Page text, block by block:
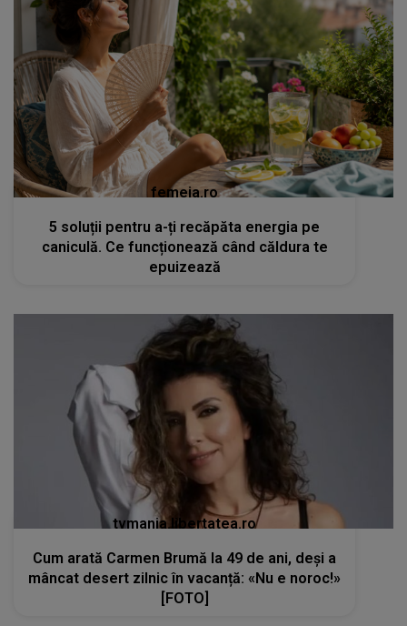
femeia.ro
5 soluții pentru a-ți recăpăta energia pe
caniculă. Ce funcționează când căldura te
epuizează
tvmania.libertatea.ro
Cum arată Carmen Brumă la 49 de ani, deși a
mâncat desert zilnic în vacanță: «Nu e noroc!»
[FOTO]